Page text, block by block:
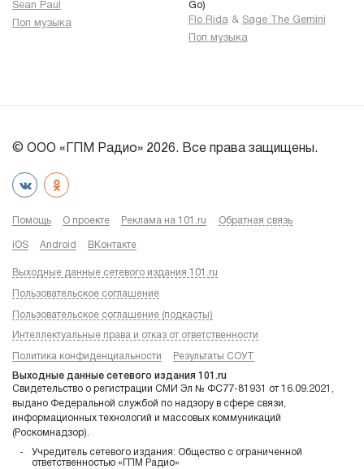
Sean Paul
Поп музыка
Go)
Flo Rida & Sage The Gemini
Поп музыка
© ООО «ГПМ Радио» 2026. Все права защищены.
Помощь О проекте Реклама на 101.ru Обратная связь
iOS Android ВКонтакте
Выходные данные сетевого издания 101.ru
Пользовательское соглашение
Пользовательское соглашение (подкасты)
Интеллектуальные права и отказ от ответственности
Политика конфиденциальности Результаты СОУТ
Выходные данные сетевого издания 101.ru
Свидетельство о регистрации СМИ Эл № ФС77-81931 от 16.09.2021,
выдано Федеральной службой по надзору в сфере связи,
информационных технологий и массовых коммуникаций
(Роскомнадзор).
Учредитель сетевого издания: Общество с ограниченной
ответственностью «ГПМ Радио»